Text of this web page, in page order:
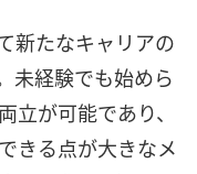
新たなキャリアの
未経験でも始めら
が可能であり、
きる点が大きなメ